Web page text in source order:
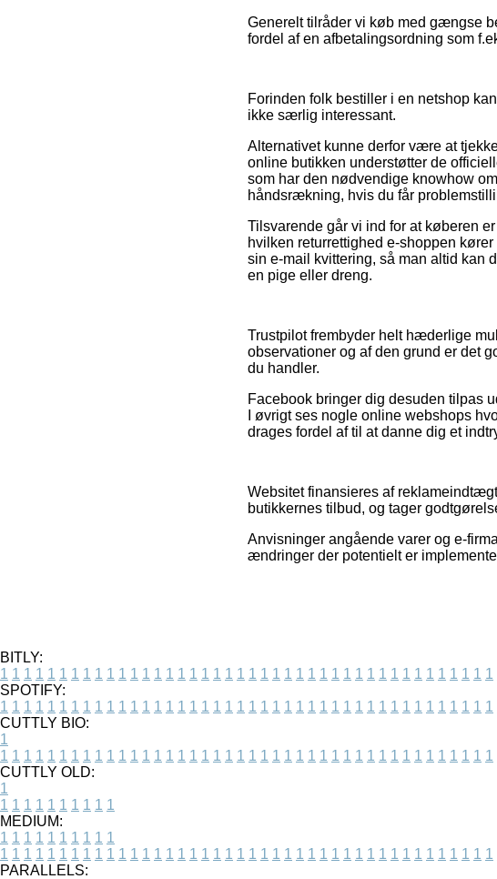
Generelt tilråder vi køb med gængse
fordel af en afbetalingsordning som
Forinden folk bestiller i en netshop
ikke særlig interessant.
Alternativet kunne derfor være at
online butikken understøtter de
som har den nødvendige knowhow
håndsrækning, hvis du får
Tilsvarende går vi ind for at køberen
hvilken returrettighed e-shoppen
sin e-mail kvittering, så man altid kan
en pige eller dreng.
Trustpilot frembyder helt hæderlige
observationer og af den grund er det
du handler.
Facebook bringer dig desuden tilpas
I øvrigt ses nogle online webshops
drages fordel af til at danne dig et
Websitet finansieres af
butikkernes tilbud, og tager
Anvisninger angående varer og e-
ændringer der potentielt er
BITLY:
1 1 1 1 1 1 1 1 1 1 1 1 1 1 1 1 1 1 1 1 1 1 1 1 1 1 1 1 1 1 1 1 1 1 1 1 1 1 1 1 1 1
SPOTIFY:
1 1 1 1 1 1 1 1 1 1 1 1 1 1 1 1 1 1 1 1 1 1 1 1 1 1 1 1 1 1 1 1 1 1 1 1 1 1 1 1 1 1
CUTTLY BIO:
1
1 1 1 1 1 1 1 1 1 1 1 1 1 1 1 1 1 1 1 1 1 1 1 1 1 1 1 1 1 1 1 1 1 1 1 1 1 1 1 1 1 1
CUTTLY OLD:
1
1 1 1 1 1 1 1 1 1 1
MEDIUM:
1 1 1 1 1 1 1 1 1 1
1 1 1 1 1 1 1 1 1 1 1 1 1 1 1 1 1 1 1 1 1 1 1 1 1 1 1 1 1 1 1 1 1 1 1 1 1 1 1 1 1 1
PARALLELS: